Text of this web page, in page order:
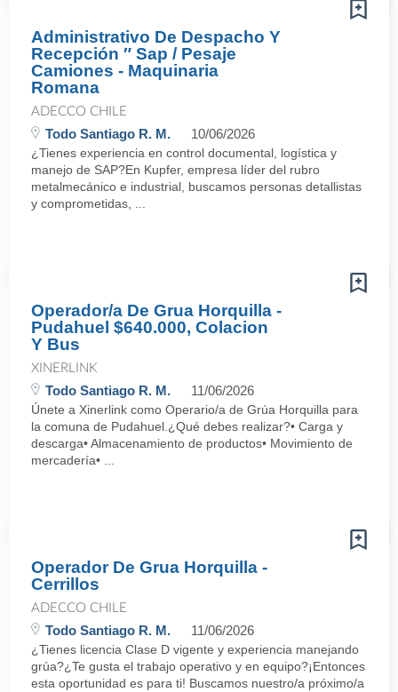
Administrativo De Despacho Y
Recepción ″ Sap / Pesaje
Camiones - Maquinaria
Romana
ADECCO CHILE
Todo Santiago R. M. 10/06/2026
¿Tienes experiencia en control documental, logística y
manejo de SAP?En Kupfer, empresa líder del rubro
metalmecánico e industrial, buscamos personas detallistas
y comprometidas, ...
Operador/a De Grua Horquilla -
Pudahuel $640.000, Colacion
Y Bus
XINERLINK
Todo Santiago R. M. 11/06/2026
Únete a Xinerlink como Operario/a de Grúa Horquilla para
la comuna de Pudahuel.¿Qué debes realizar?• Carga y
descarga• Almacenamiento de productos• Movimiento de
mercadería• ...
Operador De Grua Horquilla -
Cerrillos
ADECCO CHILE
Todo Santiago R. M. 11/06/2026
¿Tienes licencia Clase D vigente y experiencia manejando
grúa?¿Te gusta el trabajo operativo y en equipo?¡Entonces
esta oportunidad es para ti! Buscamos nuestro/a próximo/a